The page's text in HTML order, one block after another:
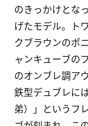
のきっかけとな
げたモデル。ト
クブラウンのポ
ャンキューブの
のオンブレ調ア
鉄型デュブレに
弟）」というフ